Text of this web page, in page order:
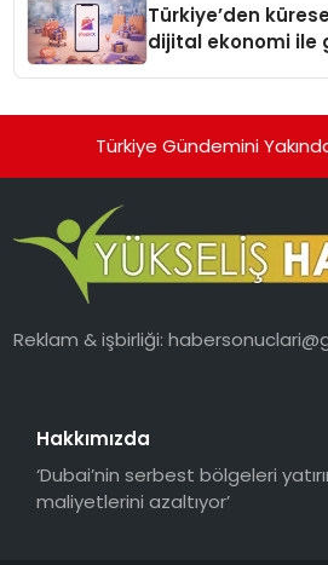
Türkiye’den
dijital ekonomi ile
Türkiye Gündemini
Reklam & işbirliği:
Hakkımızda
‘Dubai’nin serbest bölgeleri
maliyetlerini azaltıyor’